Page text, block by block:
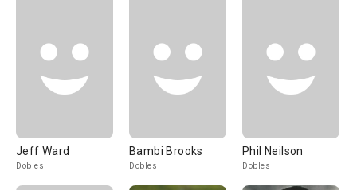
Jeff Ward
Dobles
Bambi Brooks
Dobles
Phil Neilson
Dobles